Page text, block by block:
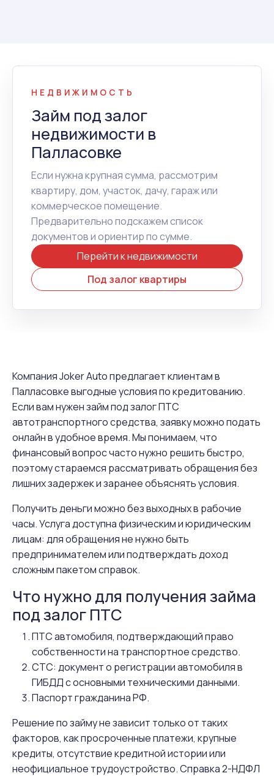
НЕДВИЖИМОСТЬ
Займ под залог
недвижимости в
Палласовке
Если нужна крупная сумма, рассмотрим
квартиру, дом, участок, дачу, гараж или
коммерческое помещение.
Предварительно подскажем список
документов и ориентир по сумме.
Перейти к недвижимости
Под залог квартиры
Компания Joker Auto предлагает клиентам в
Палласовке выгодные условия по кредитованию.
Если вам нужен займ под залог ПТС
автотранспортного средства, заявку можно подать
онлайн в удобное время. Мы понимаем, что
финансовый вопрос часто нужно решить быстро,
поэтому стараемся рассматривать обращения без
лишних задержек и заранее объяснять условия.
Получить деньги можно без выходных в рабочие
часы. Услуга доступна физическим и юридическим
лицам: для обращения не нужно быть
предпринимателем или подтверждать доход
сложным пакетом справок.
Что нужно для получения займа
под залог ПТС
ПТС автомобиля, подтверждающий право
собственности на транспортное средство.
СТС: документ о регистрации автомобиля в
ГИБДД с основными техническими данными.
Паспорт гражданина РФ.
Решение по займу не зависит только от таких
факторов, как просроченные платежи, крупные
кредиты, отсутствие кредитной истории или
неофициальное трудоустройство. Справка 2-НДФЛ